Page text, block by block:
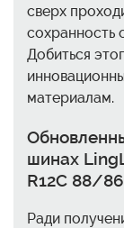
сверх
сохранность
Добиться
материалам.
шинах
R12C 88/
Ради